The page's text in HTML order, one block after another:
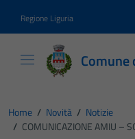
Regione Liguria
Comune
Home / Novità / Notizie
/ COMUNICAZIONE AMIU –